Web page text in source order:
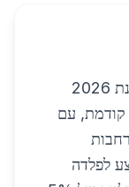
שוק הפלדה התעשייתית בישראל בשנת 2026
לשנה קודמת, עם
לפלדה